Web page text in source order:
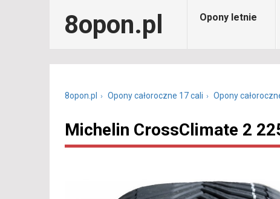
8opon.pl Opony letnie
8opon.pl Opony całoroczne 17 cali Opony
Michelin CrossClimate 2